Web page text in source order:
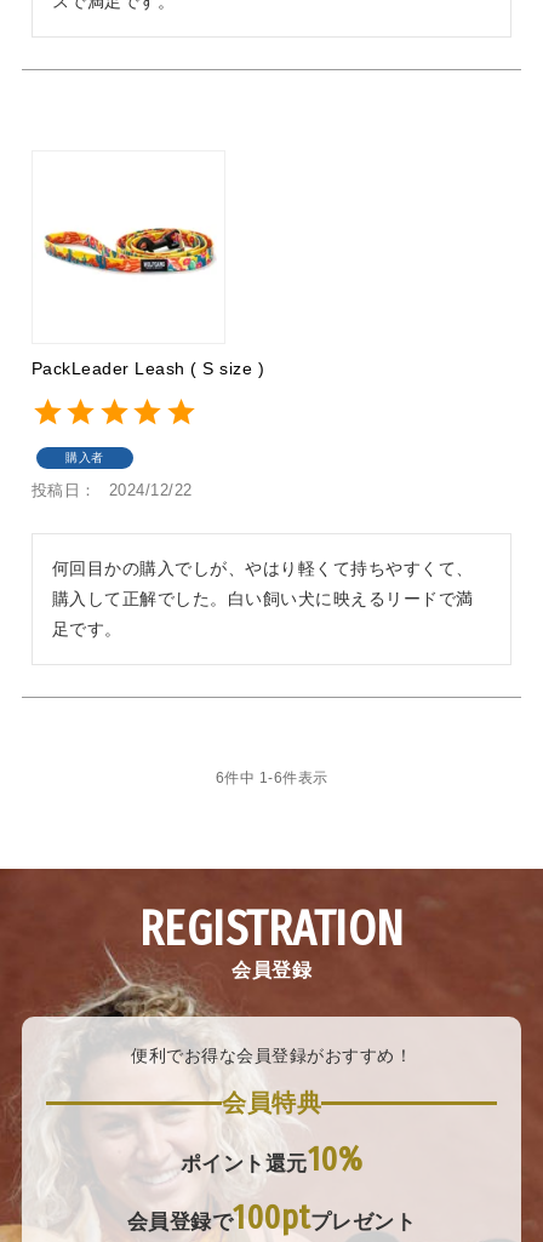
PackLeader Leash ( S size )
購入者
投稿日 2024/12/22
何回目かの購入でしが、やはり軽くて持ちやすくて、
購入して正解でした。白い飼い犬に映えるリードで満
足です。
6件中 1-6件表示
REGISTRATION
会員登録
便利でお得な会員登録がおすすめ！
会員特典
ポイント還元10%
会員登録で100ptプレゼント